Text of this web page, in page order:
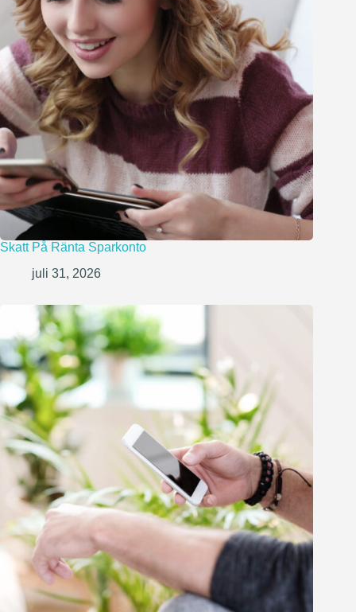
Skatt På Ränta Sparkonto
juli 31, 2026